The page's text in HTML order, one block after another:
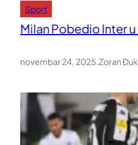
Sport
Milan Pobedio Inter
novembar 24, 2025.Zoran